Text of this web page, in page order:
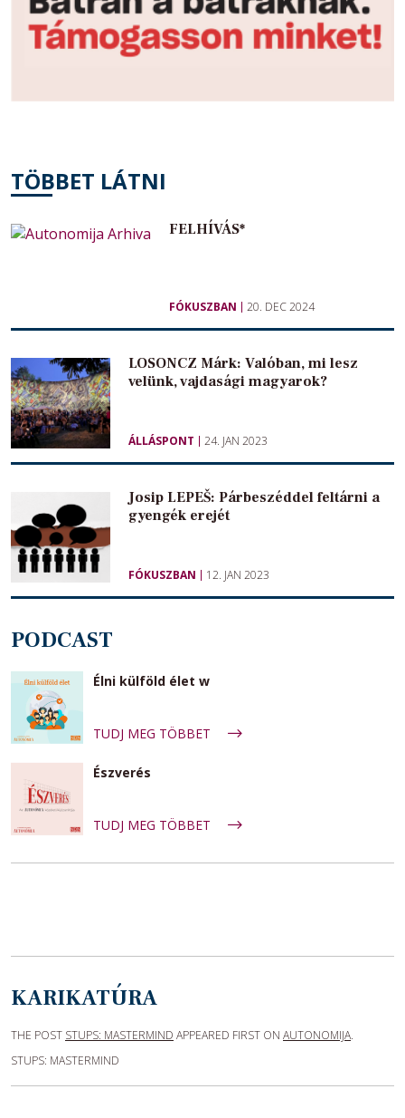
TÖBBET LÁTNI
FELHÍVÁS*
FÓKUSZBAN 20. DEC 2024
LOSONCZ Márk: Valóban, mi lesz
velünk, vajdasági magyarok?
ÁLLÁSPONT 24. JAN 2023
Josip LEPEŠ: Párbeszéddel feltárni a
gyengék erejét
FÓKUSZBAN 12. JAN 2023
PODCAST
Élni külföld élet w
TUDJ MEG TÖBBET
Észverés
TUDJ MEG TÖBBET
KARIKATÚRA
THE POST STUPS: MASTERMIND APPEARED FIRST ON AUTONOMIJA.
STUPS: MASTERMIND